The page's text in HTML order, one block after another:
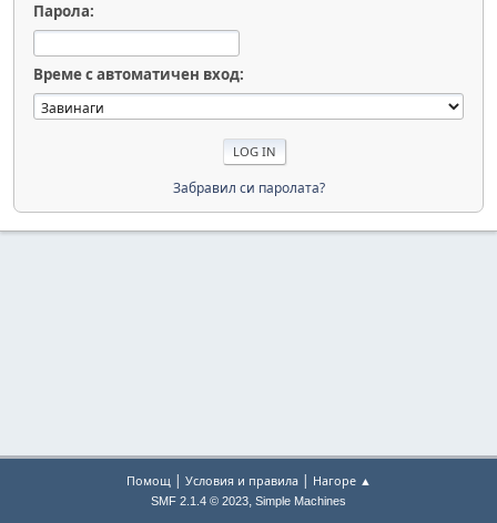
Парола:
Време с автоматичен вход:
Забравил си паролата?
Помощ| Условия и правила| Нагоре ▲
SMF 2.1.4 © 2023, Simple Machines